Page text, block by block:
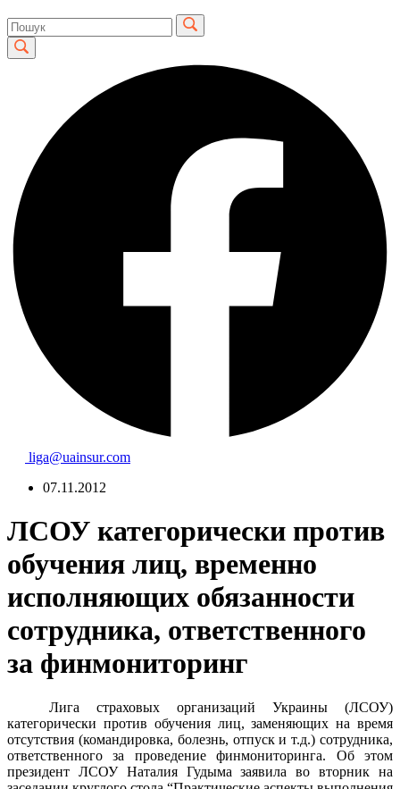
liga@uainsur.com
07.11.2012
ЛСОУ категорически против
обучения лиц, временно
исполняющих обязанности
сотрудника, ответственного
за финмониторинг
Лига страховых организаций Украины (ЛСОУ)
категорически против обучения лиц, заменяющих на время
отсутствия (командировка, болезнь, отпуск и т.д.) сотрудника,
ответственного за проведение финмониторинга.
Об этом
президент ЛСОУ Наталия Гудыма заявила во вторник на